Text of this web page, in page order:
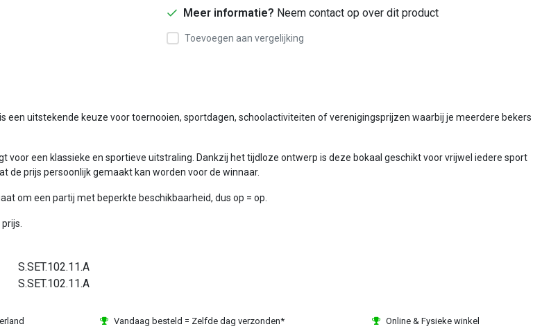
Meer informatie? Neem contact op over dit product
Toevoegen aan vergelijking
een uitstekende keuze voor toernooien, sportdagen, schoolactiviteiten of verenigingsprijzen waarbij je meerdere bekers
een klassieke en sportieve uitstraling. Dankzij het tijdloze ontwerp is deze bokaal geschikt voor vrijwel iedere sport
de prijs persoonlijk gemaakt kan worden voor de winnaar.
om een partij met beperkte beschikbaarheid, dus op = op.
S.SET.102.11.A
S.SET.102.11.A
Vandaag besteld = Zelfde dag verzonden* Online & Fysieke winkel